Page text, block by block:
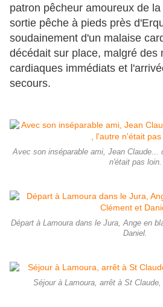
patron pêcheur amoureux de
sortie pêche à pieds près
soudainement d'un malaise
décédait sur place, malgré des
cardiaques immédiats et
secours.
Avec son inséparable ami, Jean Claude...
n'était pas loin.
Départ à Lamoura dans le Jura, Ange en
Daniel.
Séjour à Lamoura, arrêt à St